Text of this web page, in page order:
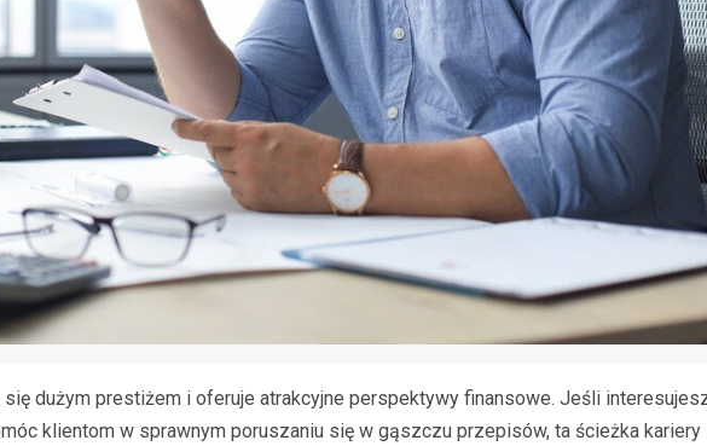
dużym prestiżem i oferuje atrakcyjne perspektywy finansowe. Jeśli
klientom w sprawnym poruszaniu się w gąszczu przepisów, ta ścieżka kariery